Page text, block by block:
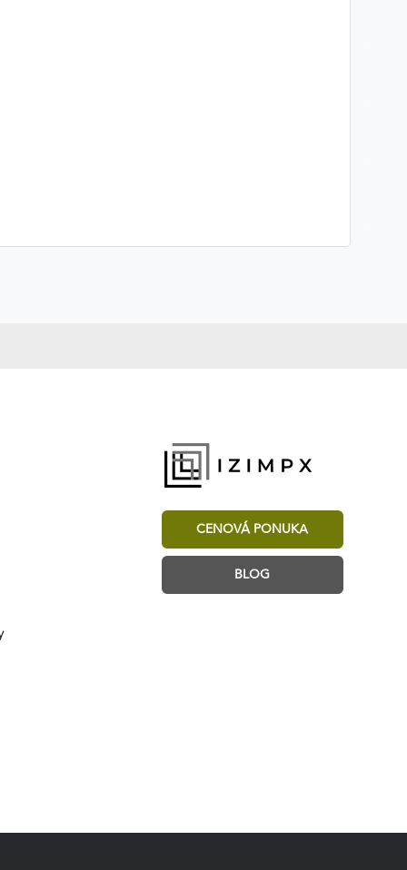
CENOVÁ PONUKA
BLOG